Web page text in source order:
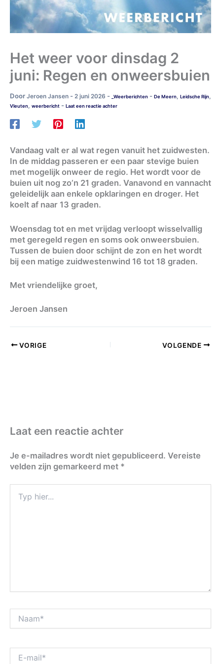
Het weer voor dinsdag 2
juni: Regen en onweersbuien
Door Jeroen Jansen - 2 juni 2026 - _Weerberichten - De Meern, Leidsche Rijn,
Vleuten, weerbericht - Laat een reactie achter
Vandaag valt er al wat regen vanuit het zuidwesten.
In de middag passeren er een paar stevige buien
met mogelijk onweer de regio. Het wordt voor de
buien uit nog zo’n 21 graden. Vanavond en vannacht
geleidelijk aan enkele opklaringen en droger. Het
koelt af naar 13 graden.
Woensdag tot en met vrijdag verloopt wisselvallig
met geregeld regen en soms ook onweersbuien.
Tussen de buien door schijnt de zon en het wordt
bij een matige zuidwestenwind 16 tot 18 graden.
Met vriendelijke groet,
Jeroen Jansen
VORIGE VOLGENDE
Laat een reactie achter
Je e-mailadres wordt niet gepubliceerd. Vereiste
velden zijn gemarkeerd met *
hier...
mail*